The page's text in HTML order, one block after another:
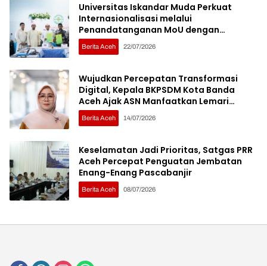
Universitas Iskandar Muda Perkuat
Internasionalisasi melalui
Penandatanganan MoU dengan
Sembilan Institusi Pendidikan Thailand
Selatan
Berita Aceh 22/07/2026
Wujudkan Percepatan Transformasi
Digital, Kepala BKPSDM Kota Banda
Aceh Ajak ASN Manfaatkan Lemari
Digital
Berita Aceh 14/07/2026
Keselamatan Jadi Prioritas, Satgas PRR
Aceh Percepat Penguatan Jembatan
Enang-Enang Pascabanjir
Berita Aceh 08/07/2026